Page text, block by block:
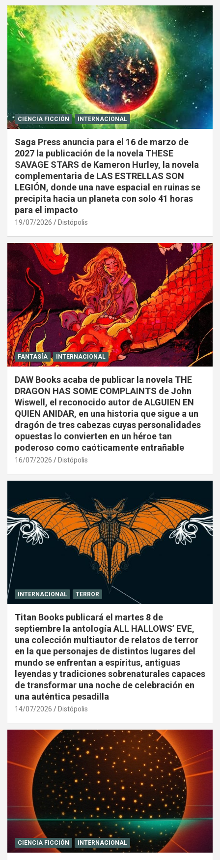
CIENCIA FICCIÓN INTERNACIONAL
Saga Press anuncia para el 16 de marzo de
2027 la publicación de la novela THESE
SAVAGE STARS de Kameron Hurley, la novela
complementaria de LAS ESTRELLAS SON
LEGIÓN, donde una nave espacial en ruinas se
precipita hacia un planeta con solo 41 horas
para el impacto
19/07/2026 Distópolis
FANTASÍA INTERNACIONAL
DAW Books acaba de publicar la novela THE
DRAGON HAS SOME COMPLAINTS de John
Wiswell, el reconocido autor de ALGUIEN EN
QUIEN ANIDAR, en una historia que sigue a un
dragón de tres cabezas cuyas personalidades
opuestas lo convierten en un héroe tan
poderoso como caóticamente entrañable
16/07/2026 Distópolis
INTERNACIONAL TERROR
Titan Books publicará el martes 8 de
septiembre la antología ALL HALLOWS’ EVE,
una colección multiautor de relatos de terror
en la que personajes de distintos lugares del
mundo se enfrentan a espíritus, antiguas
leyendas y tradiciones sobrenaturales capaces
de transformar una noche de celebración en
una auténtica pesadilla
14/07/2026 Distópolis
CIENCIA FICCIÓN INTERNACIONAL